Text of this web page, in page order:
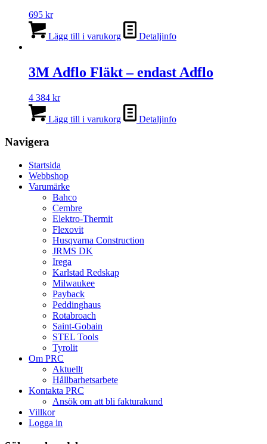
695 kr
Lägg till i varukorg Detaljinfo
3M Adflo Fläkt – endast Adflo
4 384 kr
Lägg till i varukorg Detaljinfo
Navigera
Startsida
Webbshop
Varumärke
Bahco
Cembre
Elektro-Thermit
Flexovit
Husqvarna Construction
JRMS DK
Irega
Karlstad Redskap
Milwaukee
Payback
Peddinghaus
Rotabroach
Saint-Gobain
STEL Tools
Tyrolit
Om PRC
Aktuellt
Hållbarhetsarbete
Kontakta PRC
Ansök om att bli fakturakund
Villkor
Logga in